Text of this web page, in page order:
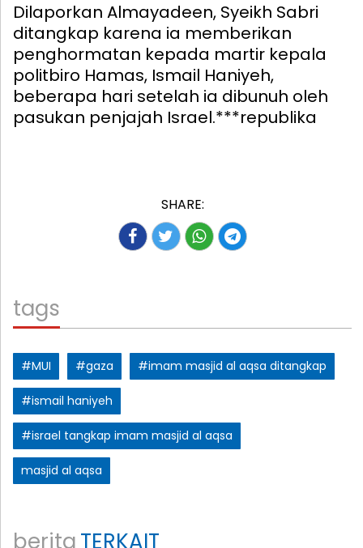
Dilaporkan Almayadeen, Syeikh Sabri
ditangkap karena ia memberikan
penghormatan kepada martir kepala
politbiro Hamas, Ismail Haniyeh,
beberapa hari setelah ia dibunuh oleh
pasukan penjajah Israel.***republika
SHARE:
tags
#MUI #gaza #imam masjid al aqsa ditangkap
#ismail haniyeh
#israel tangkap imam masjid al aqsa
masjid al aqsa
beritaTERKAIT